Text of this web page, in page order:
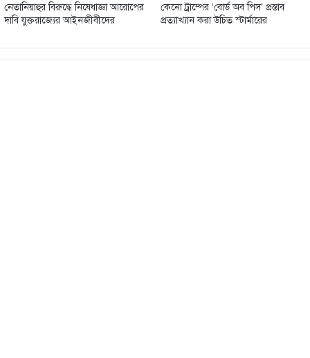
নেতানিয়াহুর বিরুদ্ধে নিষেধাজ্ঞা আরোপের
দাবি যুক্তরাজ্যের আইনজীবীদের
কেনো ট্রাম্পের ‘বোর্ড অব পিস’ প্রস্তাব
প্রত্যাখ্যান করা উচিত স্টার্মারের